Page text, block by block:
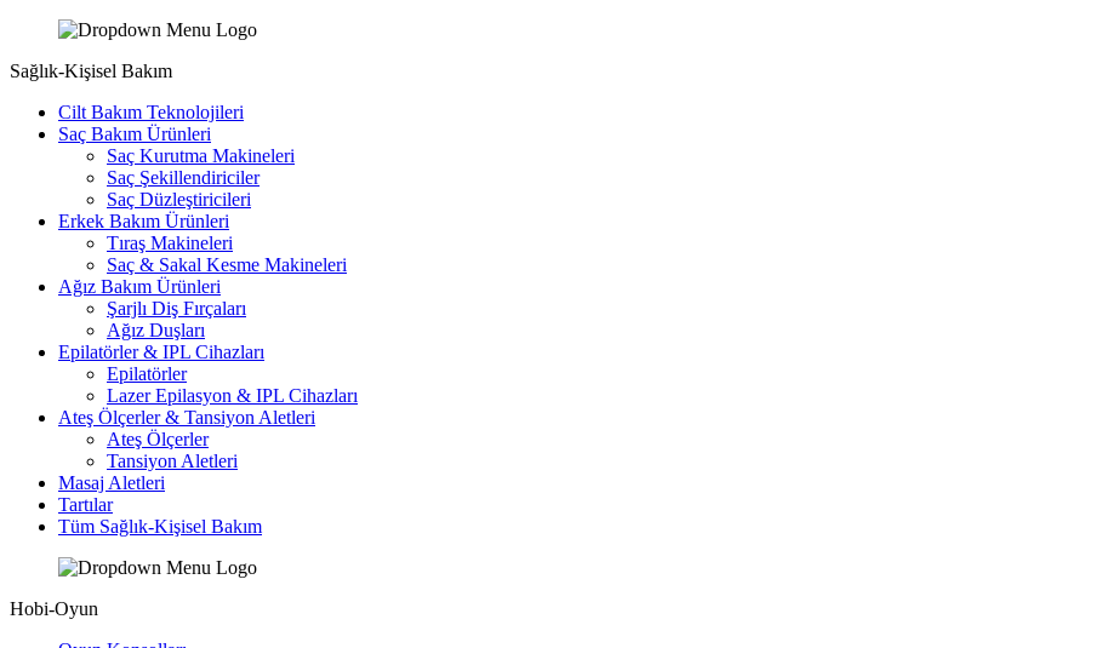
Sağlık-Kişisel Bakım
Cilt Bakım Teknolojileri
Saç Bakım Ürünleri
Saç Kurutma Makineleri
Saç Şekillendiriciler
Saç Düzleştiricileri
Erkek Bakım Ürünleri
Tıraş Makineleri
Saç & Sakal Kesme Makineleri
Ağız Bakım Ürünleri
Şarjlı Diş Fırçaları
Ağız Duşları
Epilatörler & IPL Cihazları
Epilatörler
Lazer Epilasyon & IPL Cihazları
Ateş Ölçerler & Tansiyon Aletleri
Ateş Ölçerler
Tansiyon Aletleri
Masaj Aletleri
Tartılar
Tüm Sağlık-Kişisel Bakım
Hobi-Oyun